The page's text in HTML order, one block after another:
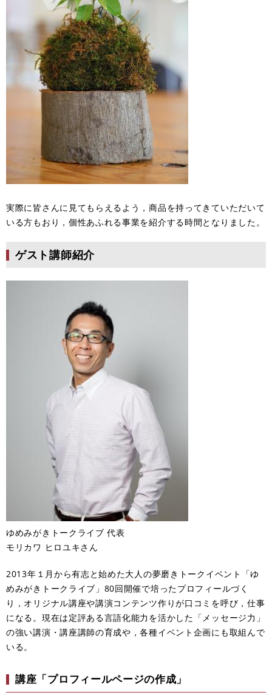
実際に皆さんに見てもらえるよう，商品を持ってきていただいて
いる方もおり，個性あふれる事業を紹介する時間となりました。
ゲスト講師紹介
ゆめみがきトークライブ 代表
モリカワ ヒロユキさん
2013年１月から有志と始めた大人の夢磨きトークイベント「ゆ
めみがきトークライブ」80回開催で培ったプロフィールづく
り，オリジナル講座や講演コンテンツ作りが口コミを呼び，仕事
になる。現在は定評ある言語化能力を活かした「メッセージ力」
の強い講演・講座講師の育成や，各種イベント企画にも取組んで
いる。
講座「プロフィールページの作成」